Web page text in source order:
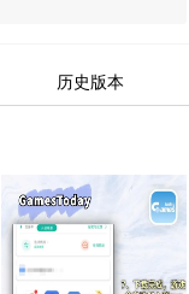
历史版本